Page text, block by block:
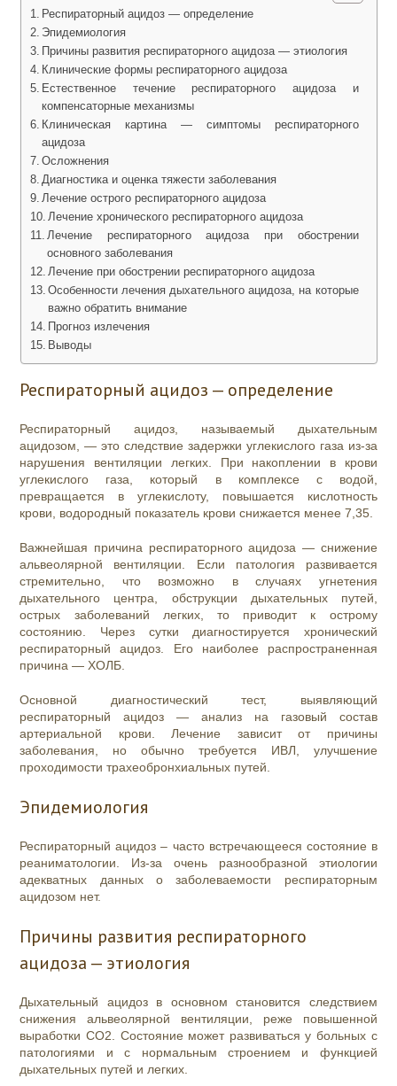
Респираторный ацидоз — определение
Эпидемиология
Причины развития респираторного ацидоза — этиология
Клинические формы респираторного ацидоза
Естественное течение респираторного ацидоза и
компенсаторные механизмы
Клиническая картина — симптомы респираторного
ацидоза
Осложнения
Диагностика и оценка тяжести заболевания
Лечение острого респираторного ацидоза
Лечение хронического респираторного ацидоза
Лечение респираторного ацидоза при обострении
основного заболевания
Лечение при обострении респираторного ацидоза
Особенности лечения дыхательного ацидоза, на которые
важно обратить внимание
Прогноз излечения
Выводы
Респираторный ацидоз — определение
Респираторный ацидоз, называемый дыхательным
ацидозом, — это следствие задержки углекислого газа из-за
нарушения вентиляции легких. При накоплении в крови
углекислого газа, который в комплексе с водой,
превращается в углекислоту, повышается кислотность
крови, водородный показатель крови снижается менее 7,35.
Важнейшая причина респираторного ацидоза — снижение
альвеолярной вентиляции. Если патология развивается
стремительно, что возможно в случаях угнетения
дыхательного центра, обструкции дыхательных путей,
острых заболеваний легких, то приводит к острому
состоянию. Через сутки диагностируется хронический
респираторный ацидоз. Его наиболее распространенная
причина — ХОЛБ.
Основной диагностический тест, выявляющий
респираторный ацидоз — анализ на газовый состав
артериальной крови. Лечение зависит от причины
заболевания, но обычно требуется ИВЛ, улучшение
проходимости трахеобронхиальных путей.
Эпидемиология
Респираторный ацидоз – часто встречающееся состояние в
реаниматологии. Из-за очень разнообразной этиологии
адекватных данных о заболеваемости респираторным
ацидозом нет.
Причины развития респираторного
ацидоза — этиология
Дыхательный ацидоз в основном становится следствием
снижения альвеолярной вентиляции, реже повышенной
выработки СО2. Состояние может развиваться у больных с
патологиями и с нормальным строением и функцией
дыхательных путей и легких.